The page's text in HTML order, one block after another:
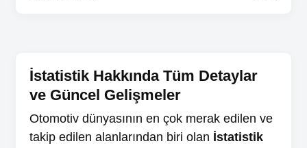
İstatistik Hakkında Tüm Detaylar
ve Güncel Gelişmeler
Otomotiv dünyasının en çok merak edilen ve
takip edilen alanlarından biri olan İstatistik